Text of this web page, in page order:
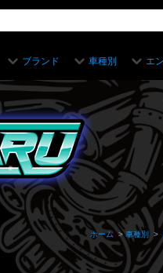
ブランド 車種別 エ
ホーム >車種別 >